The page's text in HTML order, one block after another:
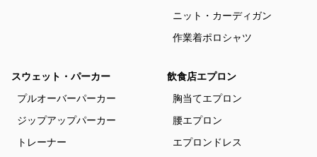
ニット・カーディガン
作業着ポロシャツ
スウェット・パーカー
プルオーバーパーカー
ジップアップパーカー
トレーナー
飲食店エプロン
胸当てエプロン
腰エプロン
エプロンドレス